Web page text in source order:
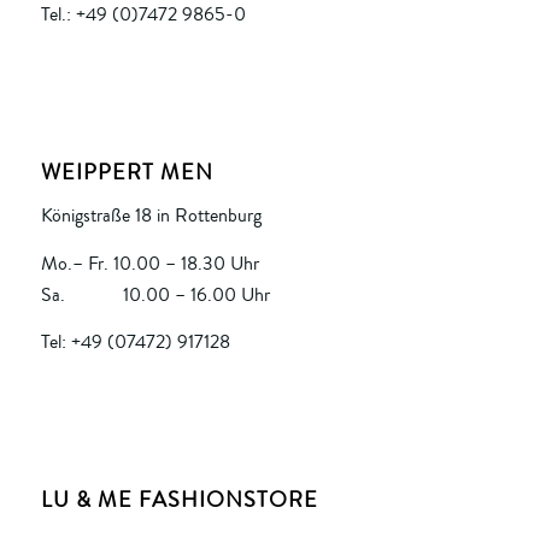
Tel.: +49 (0)7472 9865-0
WEIPPERT MEN
Königstraße 18 in Rottenburg
Mo.– Fr. 10.00 – 18.30 Uhr
Sa. 10.00 – 16.00 Uhr
Tel: +49 (07472) 917128
LU & ME FASHIONSTORE